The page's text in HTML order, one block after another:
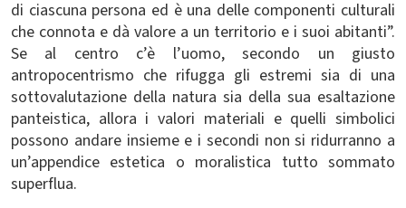
di ciascuna persona ed è una delle componenti culturali
che connota e dà valore a un territorio e i suoi abitanti”.
Se al centro c’è l’uomo, secondo un giusto
antropocentrismo che rifugga gli estremi sia di una
sottovalutazione della natura sia della sua esaltazione
panteistica, allora i valori materiali e quelli simbolici
possono andare insieme e i secondi non si ridurranno a
un’appendice estetica o moralistica tutto sommato
superflua.